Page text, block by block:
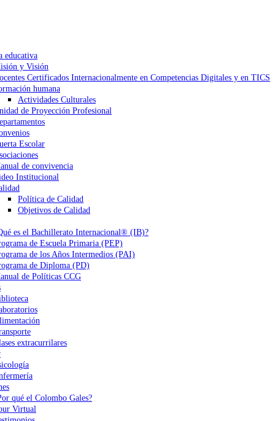
educativa
y Visión
Certificados Internacionalmente en Competencias Digitales y en TICS
humana
Actividades Culturales
de Proyección Profesional
Escolar
de convivencia
Institucional
Política de Calidad
Objetivos de Calidad
es el Bachillerato Internacional® (IB)?
de Escuela Primaria (PEP)
de los Años Intermedios (PAI)
de Diploma (PD)
de Políticas CCG
extracurrilares
qué el Colombo Gales?
Virtual